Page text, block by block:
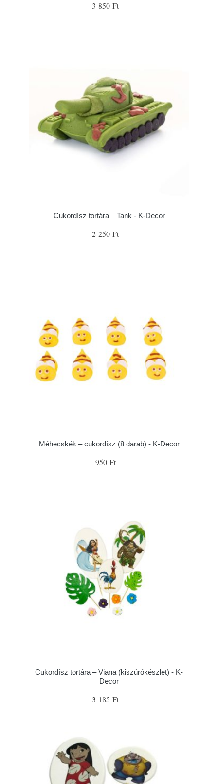
3 850 Ft
Cukordísz tortára – Tank - K-Decor
2 250 Ft
Méhecskék – cukordísz (8 darab) - K-Decor
950 Ft
Cukordísz tortára – Viana (kiszúrókészlet) - K-
Decor
3 185 Ft